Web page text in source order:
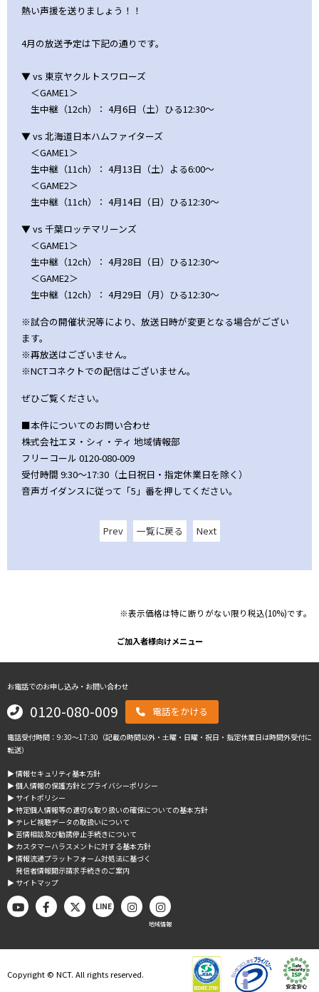
熱い声援を送りましょう！！
4月の放送予定は下記の通りです。
▼ vs 東京ヤクルトスワローズ
＜GAME1＞
生中継（12ch）： 4月6日（土）ひる12:30～
▼ vs 北海道日本ハムファイターズ
＜GAME1＞
生中継（11ch）： 4月13日（土）よる6:00～
＜GAME2＞
生中継（11ch）： 4月14日（日）ひる12:30～
▼ vs 千葉ロッテマリーンズ
＜GAME1＞
生中継（12ch）： 4月28日（日）ひる12:30～
＜GAME2＞
生中継（12ch）： 4月29日（月）ひる12:30～
※試合の開催状況等により、放送日時が変更となる場合がござい
ます。
※再放送はございません。
※NCTコネクトでの配信はございません。
ぜひご覧ください。
■本件についてのお問い合わせ
株式会社エヌ・シィ・ティ 地域情報部
フリーコール 0120-080-009
受付時間 9:30～17:30（土日祝日・指定休業日を除く）
音声ガイダンスに従って「5」番を押してください。
Prev 一覧に戻る Next
※表示価格は特に断りがない限り税込(10%)です。
ご加入者様向けメニュー
お電話でのお申し込み・お問い合わせ
0120-080-009 電話をかける
電話受付時間：9:30～17:30（記載の時間以外・土曜・日曜・祝日・指定休業日は時間外受付に
転送）
▶︎ 情報セキュリティ基本方針
▶︎ 個人情報の保護方針とプライバシーポリシー
▶︎ サイトポリシー
▶︎ 特定個人情報等の適切な取り扱いの確保についての基本方針
▶︎ テレビ視聴データの取扱いについて
▶︎ 苦情相談及び勧誘停止手続きについて
▶︎ カスタマーハラスメントに対する基本方針
▶︎ 情報流通プラットフォーム対処法に基づく
発信者情報開示請求手続きのご案内
▶︎ サイトマップ
LINE
地域情報
Copyright © NCT. All rights reserved.